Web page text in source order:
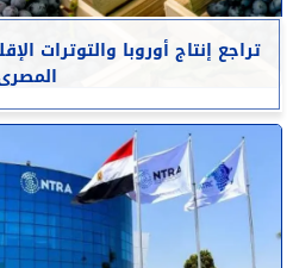
تراجع إنتاج أوروبا والتوترات